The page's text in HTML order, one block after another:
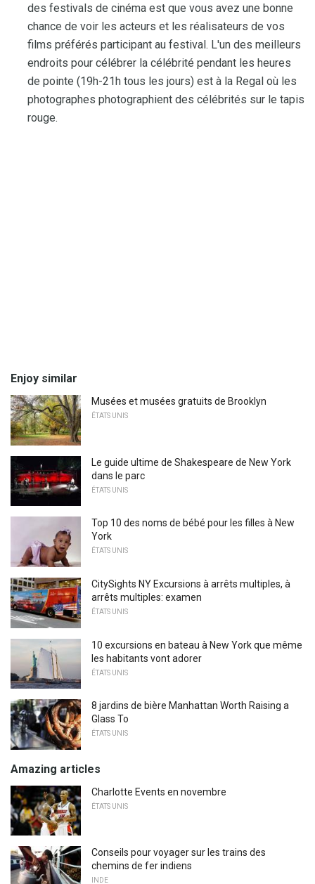
des festivals de cinéma est que vous avez une bonne
chance de voir les acteurs et les réalisateurs de vos
films préférés participant au festival. L'un des meilleurs
endroits pour célébrer la célébrité pendant les heures
de pointe (19h-21h tous les jours) est à la Regal où les
photographes photographient des célébrités sur le tapis
rouge.
Enjoy similar
Musées et musées gratuits de Brooklyn
ÉTATS UNIS
Le guide ultime de Shakespeare de New York
dans le parc
ÉTATS UNIS
Top 10 des noms de bébé pour les filles à New
York
ÉTATS UNIS
CitySights NY Excursions à arrêts multiples, à
arrêts multiples: examen
ÉTATS UNIS
10 excursions en bateau à New York que même
les habitants vont adorer
ÉTATS UNIS
8 jardins de bière Manhattan Worth Raising a
Glass To
ÉTATS UNIS
Amazing articles
Charlotte Events en novembre
ÉTATS UNIS
Conseils pour voyager sur les trains des
chemins de fer indiens
INDE